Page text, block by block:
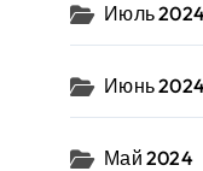
Июль
Июнь
Май 2024